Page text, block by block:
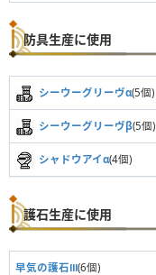
防具生産に使用
シーウーグリーヴα(5個)
シーウーグリーヴβ(5個)
シャドウアイα(4個)
護石生産に使用
早気の護石Ⅲ(6個)